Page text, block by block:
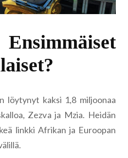
löytynyt kaksi 1,8 miljoonaa
Zezva ja Mzia. Heidän
linkki Afrikan ja Euroopan